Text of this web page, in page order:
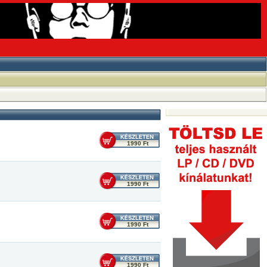
1990 Ft
1990 Ft
1990 Ft
1990 Ft